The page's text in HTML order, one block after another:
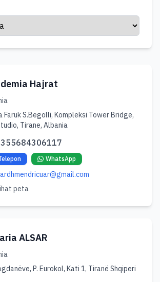
Hajrat
Faruk S.Begolli, Kompleksi Tower Bridge,
Tirane, Albania
WhatsApp
peta
ALSAR
P. Eurokol, Kati 1, Tiranë Shqiperi